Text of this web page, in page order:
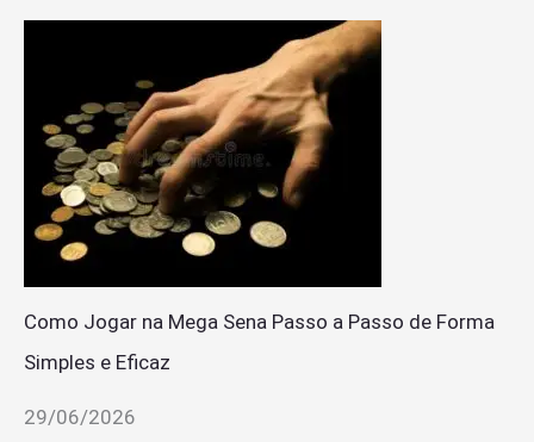
Como Jogar na Mega Sena Passo a Passo de Forma
Simples e Eficaz
29/06/2026